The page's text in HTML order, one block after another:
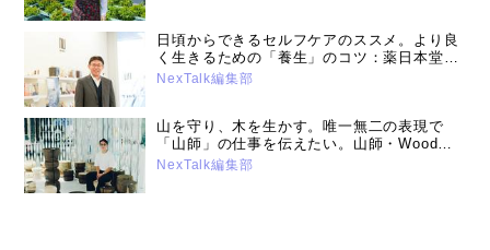
日頃からできるセルフケアのススメ。より良
く生きるための「養生」のコツ：薬日本堂漢
方スクール講師・薬剤師鈴木養平先生（2026
NexTalk編集部
山を守り、木を生かす。唯一無二の表現で
「山師」の仕事を伝えたい。山師・Wood
Artist 高橋 成樹さん（2025年10月15日号）
NexTalk編集部